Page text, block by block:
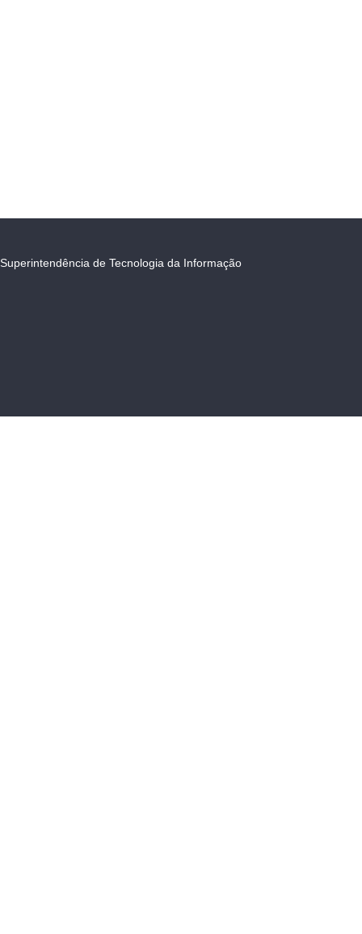
Superintendência de Tecnologia da Informação